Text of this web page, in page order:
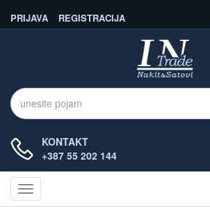
REGISTRACIJA
PRIJAVA
KONTAKT
+387 55 202 144
Navigacija